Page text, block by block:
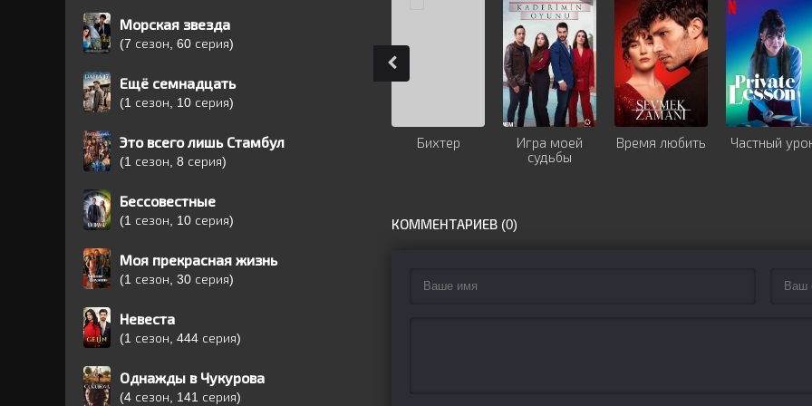
Бихтер
Игра моей
судьбы
Время любить Частный
КОММЕНТАРИЕВ (0)
Морская звезда
(7 сезон, 60 серия)
Ещё семнадцать
(1 сезон, 10 серия)
Это всего лишь Стамбул
(1 сезон, 8 серия)
Бессовестные
(1 сезон, 10 серия)
Моя прекрасная жизнь
(1 сезон, 30 серия)
Невеста
(1 сезон, 444 серия)
Однажды в Чукурова
(4 сезон, 141 серия)